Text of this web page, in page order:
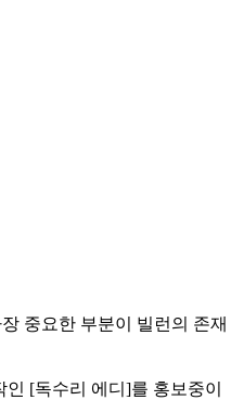
중요한 부분이 빌런의 존재
[독수리 에디]를 홍보중이